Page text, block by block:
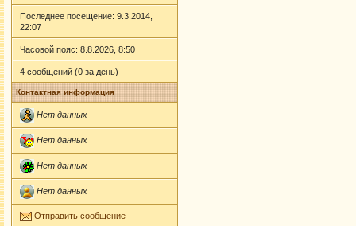
Последнее посещение: 9.3.2014,
22:07
Часовой пояс: 8.8.2026, 8:50
4 сообщений (0 за день)
Контактная информация
Нет данных
Нет данных
Нет данных
Нет данных
Отправить сообщение